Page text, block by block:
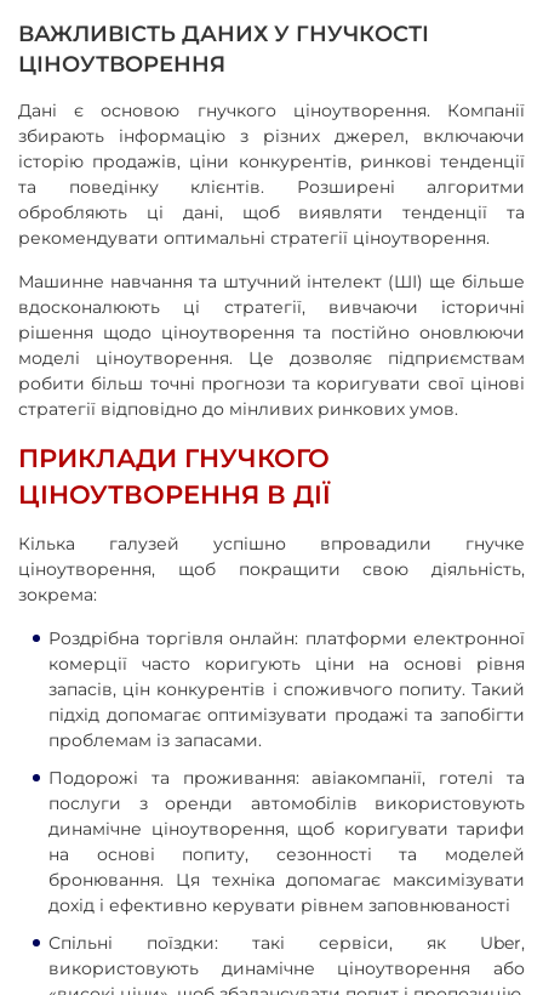
ВАЖЛИВІСТЬ ДАНИХ У ГНУЧКОСТІ
ЦІНОУТВОРЕННЯ
Дані є основою гнучкого ціноутворення. Компанії
збирають інформацію з різних джерел, включаючи
історію продажів, ціни конкурентів, ринкові тенденції
та поведінку клієнтів. Розширені алгоритми
обробляють ці дані, щоб виявляти тенденції та
рекомендувати оптимальні стратегії ціноутворення.
Машинне навчання та штучний інтелект (ШІ) ще більше
вдосконалюють ці стратегії, вивчаючи історичні
рішення щодо ціноутворення та постійно оновлюючи
моделі ціноутворення. Це дозволяє підприємствам
робити більш точні прогнози та коригувати свої цінові
стратегії відповідно до мінливих ринкових умов.
ПРИКЛАДИ ГНУЧКОГО
ЦІНОУТВОРЕННЯ В ДІЇ
Кілька галузей успішно впровадили гнучке
ціноутворення, щоб покращити свою діяльність,
зокрема:
Роздрібна торгівля онлайн: платформи електронної
комерції часто коригують ціни на основі рівня
запасів, цін конкурентів і споживчого попиту. Такий
підхід допомагає оптимізувати продажі та запобігти
проблемам із запасами.
Подорожі та проживання: авіакомпанії, готелі та
послуги з оренди автомобілів використовують
динамічне ціноутворення, щоб коригувати тарифи
на основі попиту, сезонності та моделей
бронювання. Ця техніка допомагає максимізувати
дохід і ефективно керувати рівнем заповнюваності
Спільні поїздки: такі сервіси, як Uber,
використовують динамічне ціноутворення або